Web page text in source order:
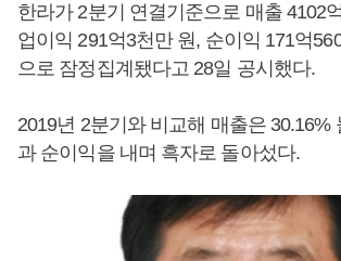
한라가 2분기 연결기준으로 매출 4102
업이익 291억3천만 원, 순이익 171억
으로 잠정집계됐다고 28일 공시했다.
2019년 2분기와 비교해 매출은 30.16%
과 순이익을 내며 흑자로 돌아섰다.